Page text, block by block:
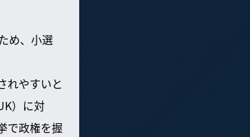
め、小選
れやすいと
）に対
で政権を握